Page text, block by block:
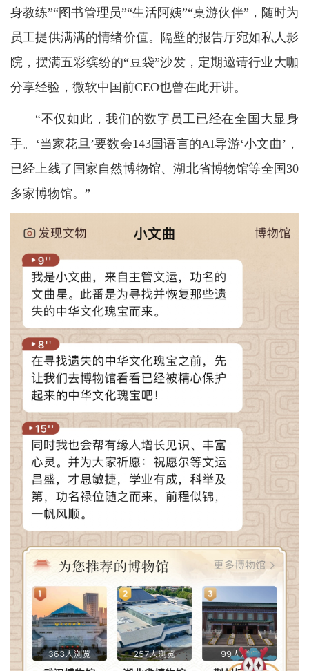
身教练”“图书管理员”“生活阿姨”“桌游伙伴”，随时为
员工提供满满的情绪价值。隔壁的报告厅宛如私人影
院，摆满五彩缤纷的“豆袋”沙发，定期邀请行业大咖
分享经验，微软中国前CEO也曾在此开讲。
“不仅如此，我们的数字员工已经在全国大显身
手。‘当家花旦’要数会143国语言的AI导游‘小文曲’，
已经上线了国家自然博物馆、湖北省博物馆等全国30
多家博物馆。”